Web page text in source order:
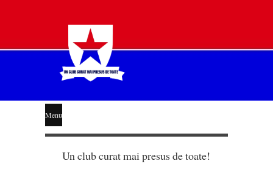
STEAUA
LIBERĂ
Menu
Un club curat mai presus de toate!